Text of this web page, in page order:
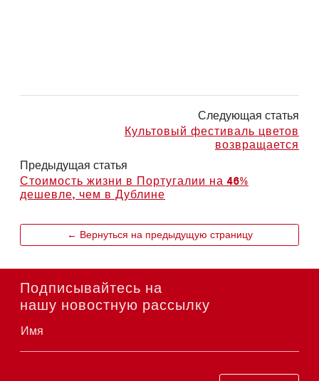
Следующая статья
Культовый фестиваль цветов
возвращается
Предыдущая статья
Стоимость жизни в Португалии на 46%
дешевле, чем в Дублине
← Вернуться на предыдущую страницу
Подписывайтесь на
нашу новостную рассылку
Имя